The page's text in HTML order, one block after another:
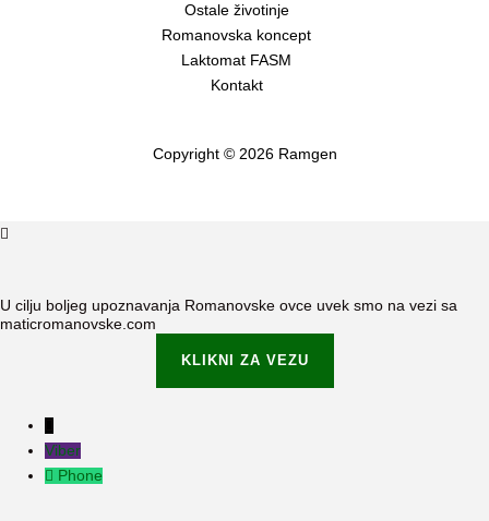
Ostale životinje
Romanovska koncept
Laktomat FASM
Kontakt
Copyright © 2026 Ramgen
U cilju boljeg upoznavanja Romanovske ovce uvek smo na vezi sa
maticromanovske.com
KLIKNI ZA VEZU
Viber
Phone